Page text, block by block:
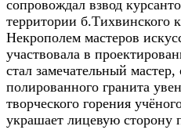
сопровождал взвод
территории б.Тихвинского
Некрополем мастеров
участвовала в
стал замечательный
полированного гранита
творческого горения
украшает лицевую сторону